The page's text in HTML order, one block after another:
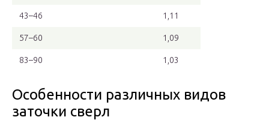
43–46 1,11
57–60 1,09
83–90 1,03
Особенности различных видов
заточки сверл